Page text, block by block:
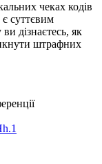
чеках кодів
суттєвим
дізнаєтесь, як
штрафних